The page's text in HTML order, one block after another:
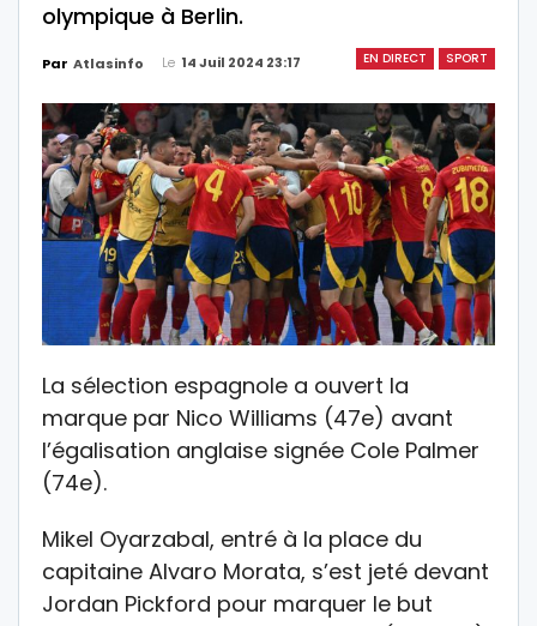
olympique à Berlin.
EN DIRECT SPORT
Par Atlasinfo Le 14 Juil 2024 23:17
La sélection espagnole a ouvert la
marque par Nico Williams (47e) avant
l’égalisation anglaise signée Cole Palmer
(74e).
Mikel Oyarzabal, entré à la place du
capitaine Alvaro Morata, s’est jeté devant
Jordan Pickford pour marquer le but